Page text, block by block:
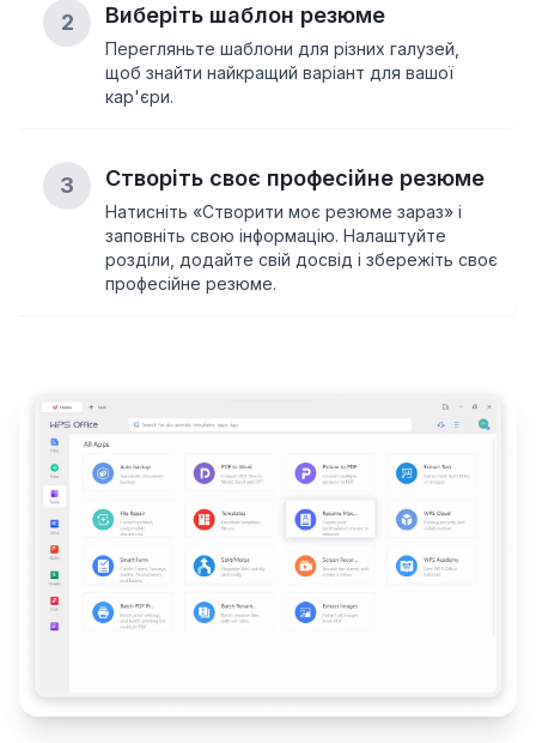
2 Виберіть шаблон резюме
Перегляньте шаблони для різних галузей,
щоб знайти найкращий варіант для вашої
кар'єри.
3 Створіть своє професійне резюме
Натисніть «Створити моє резюме зараз» і
заповніть свою інформацію. Налаштуйте
розділи, додайте свій досвід і збережіть своє
професійне резюме.